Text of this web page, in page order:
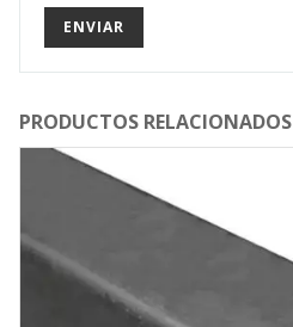
PRODUCTOS RELACIONADOS